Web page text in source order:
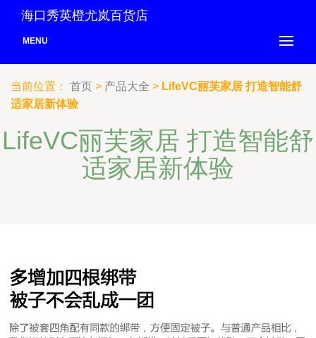
海口秀英橙尤岚百货店
MENU
当前位置： 首页 > 产品大全 > LifeVC丽芙家居 打造智能舒
适家居新体验
LifeVC丽芙家居 打造智能舒
适家居新体验